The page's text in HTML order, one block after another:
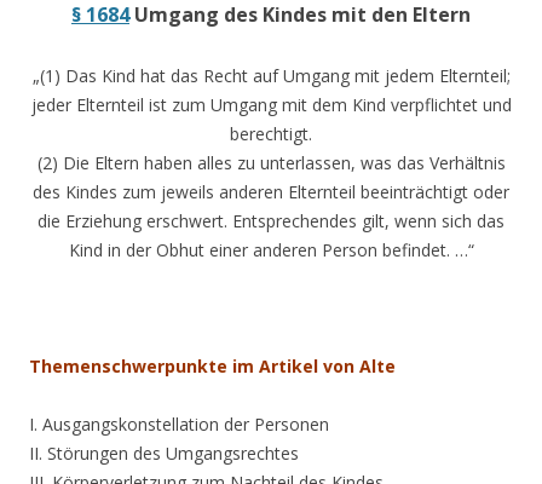
§ 1684 Umgang des Kindes mit den Eltern
„(1) Das Kind hat das Recht auf Umgang mit jedem Elternteil;
jeder Elternteil ist zum Umgang mit dem Kind verpflichtet und
berechtigt.
(2) Die Eltern haben alles zu unterlassen, was das Verhältnis
des Kindes zum jeweils anderen Elternteil beeinträchtigt oder
die Erziehung erschwert. Entsprechendes gilt, wenn sich das
Kind in der Obhut einer anderen Person befindet. …“
Themenschwerpunkte im Artikel von Alte
I. Ausgangskonstellation der Personen
II. Störungen des Umgangsrechtes